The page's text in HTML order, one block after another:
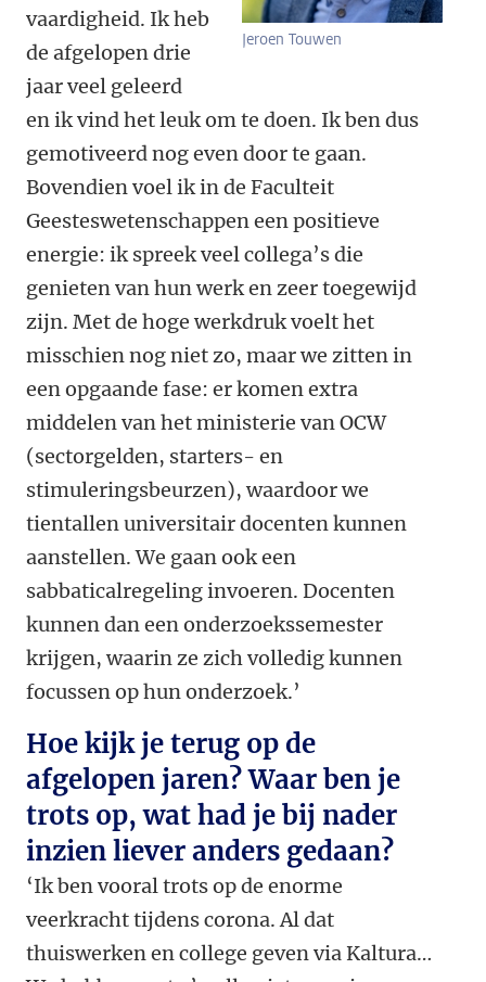
Jeroen Touwen
vaardigheid. Ik heb
de afgelopen drie
jaar veel geleerd
en ik vind het leuk om te doen. Ik ben dus
gemotiveerd nog even door te gaan.
Bovendien voel ik in de Faculteit
Geesteswetenschappen een positieve
energie: ik spreek veel collega’s die
genieten van hun werk en zeer toegewijd
zijn. Met de hoge werkdruk voelt het
misschien nog niet zo, maar we zitten in
een opgaande fase: er komen extra
middelen van het ministerie van OCW
(sectorgelden, starters- en
stimuleringsbeurzen), waardoor we
tientallen universitair docenten kunnen
aanstellen. We gaan ook een
sabbaticalregeling invoeren. Docenten
kunnen dan een onderzoekssemester
krijgen, waarin ze zich volledig kunnen
focussen op hun onderzoek.’
Hoe kijk je terug op de
afgelopen jaren? Waar ben je
trots op, wat had je bij nader
inzien liever anders gedaan?
‘Ik ben vooral trots op de enorme
veerkracht tijdens corona. Al dat
thuiswerken en college geven via Kaltura…